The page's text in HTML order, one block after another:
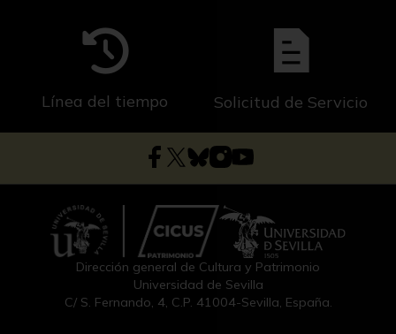
Línea del tiempo Solicitud de Servicio
Dirección general de Cultura y Patrimonio
Universidad de Sevilla
C/ S. Fernando, 4, C.P. 41004-Sevilla, España.